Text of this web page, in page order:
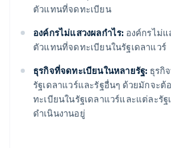
ตัวแทนที่จดทะเบียน
องค์กรไม่แสวงผลกำไร: องค์กรไม่แ
ตัวแทนที่จดทะเบียนในรัฐเดลาแวร์
ธุรกิจที่จดทะเบียนในหลายรัฐ: ธุรกิ
รัฐเดลาแวร์และรัฐอื่นๆ ด้วยมักจะ
ทะเบียนในรัฐเดลาแวร์และแต่ละรั
ดำเนินงานอยู่